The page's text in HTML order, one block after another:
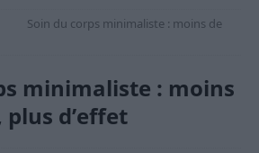
Soin du corps minimaliste : moins de
minimaliste : moins
d’effet